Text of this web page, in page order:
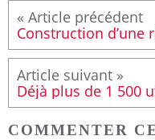
COMMENTER